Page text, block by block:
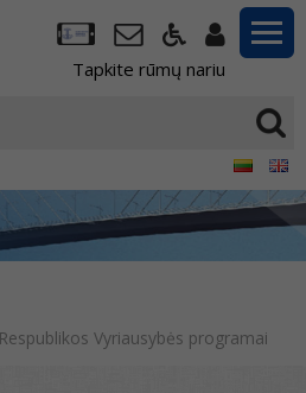
Tapkite rūmų nariu
Vyriausybės programai